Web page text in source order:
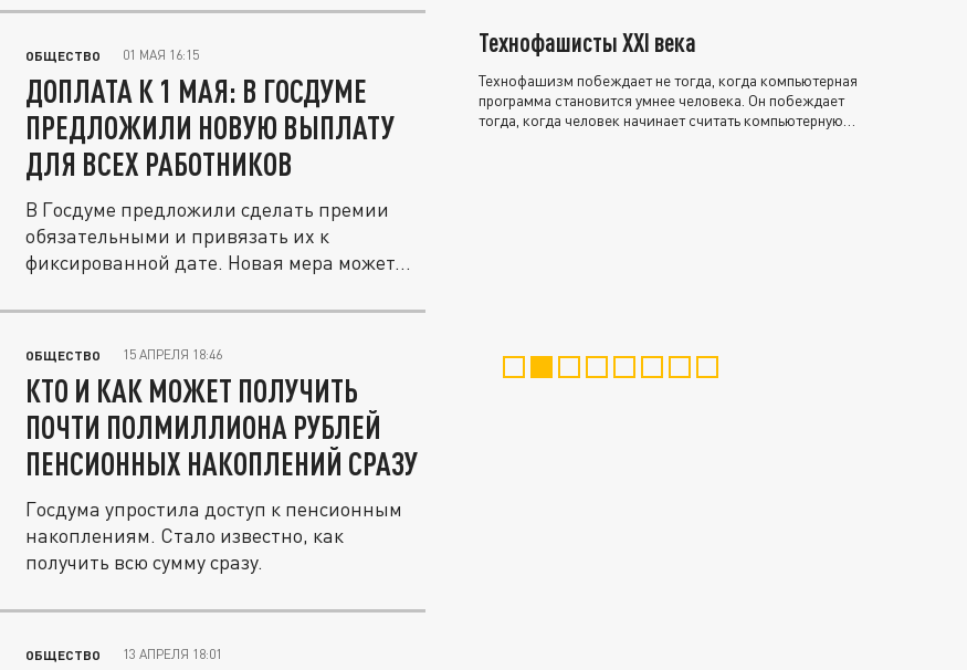
ОБЩЕСТВО 01 МАЯ 16:15
ДОПЛАТА К 1 МАЯ: В ГОСДУМЕ
ПРЕДЛОЖИЛИ НОВУЮ ВЫПЛАТУ
ДЛЯ ВСЕХ РАБОТНИКОВ
В Госдуме предложили сделать премии
обязательными и привязать их к
фиксированной дате. Новая мера может...
ОБЩЕСТВО 15 АПРЕЛЯ 18:46
КТО И КАК МОЖЕТ ПОЛУЧИТЬ
ПОЧТИ ПОЛМИЛЛИОНА РУБЛЕЙ
ПЕНСИОННЫХ НАКОПЛЕНИЙ СРАЗУ
Госдума упростила доступ к пенсионным
накоплениям. Стало известно, как
получить всю сумму сразу.
ОБЩЕСТВО 13 АПРЕЛЯ 18:01
Технофашисты XXI века
Технофашизм побеждает не тогда, когда компьютерная
программа становится умнее человека. Он побеждает
тогда, когда человек начинает считать компьютерную